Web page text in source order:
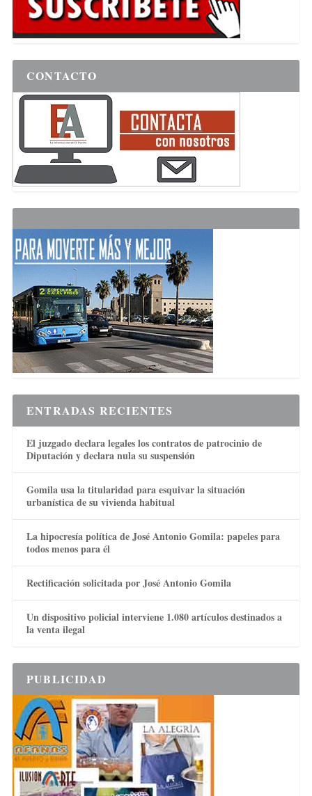
CONTACTO
ENTRADAS RECIENTES
El juzgado declara legales los contratos de patrocinio de
Diputación y declara nula su suspensión
Gomila usa la titularidad para esquivar la situación
urbanística de su vivienda habitual
La hipocresía política de José Antonio Gomila: papeles para
todos menos para él
Rectificación solicitada por José Antonio Gomila
Un dispositivo policial interviene 1.080 artículos destinados a
la venta ilegal
PUBLICIDAD